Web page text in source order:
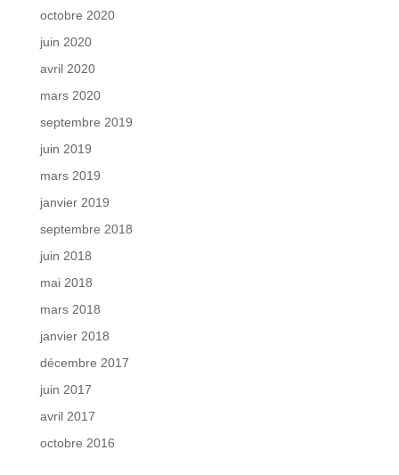
octobre 2020
juin 2020
avril 2020
mars 2020
septembre 2019
juin 2019
mars 2019
janvier 2019
septembre 2018
juin 2018
mai 2018
mars 2018
janvier 2018
décembre 2017
juin 2017
avril 2017
octobre 2016